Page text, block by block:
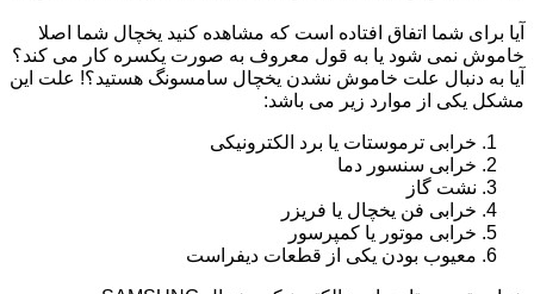
آیا برای شما اتفاق افتاده است که مشاهده کنید یخچال شما اصلا
خاموش نمی شود یا به قول معروف به صورت یکسره کار می کند؟
آیا به دنبال علت خاموش نشدن یخچال سامسونگ هستید؟! علت این
مشکل یکی از موارد زیر می باشد:
خرابی ترموستات یا برد الکترونیکی
خرابی سنسور دما
نشت گاز
خرابی فن یخچال یا فریزر
خرابی موتور یا کمپرسور
معیوب بودن یکی از قطعات دیفراست